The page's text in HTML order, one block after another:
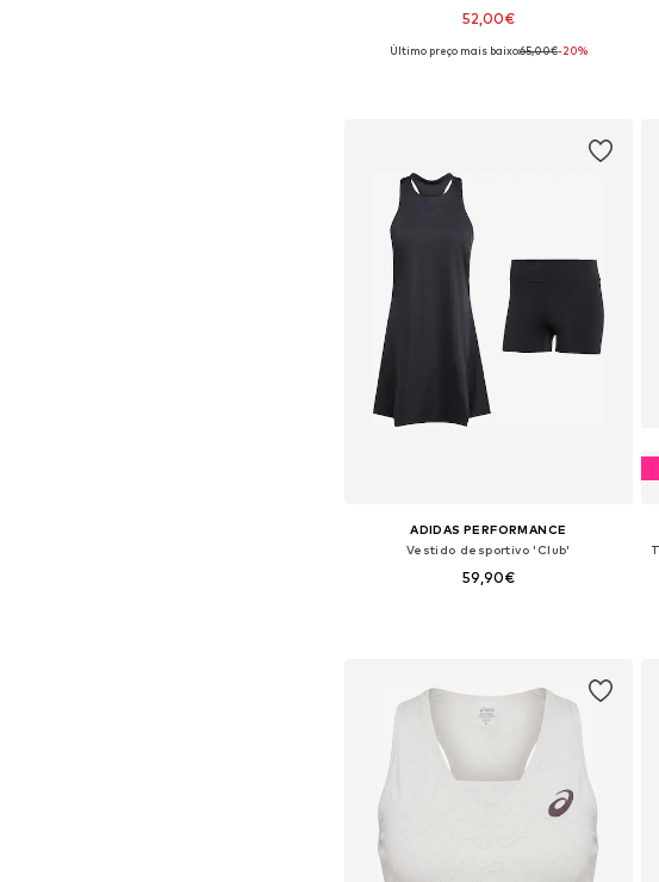
52,00€
Tamanhos disponíveis: XS, S, M, L
Último preço mais baixo:65,00€-20%
ADIDAS PERFORMANCE
Vestido desportivo 'Club'
59,90€